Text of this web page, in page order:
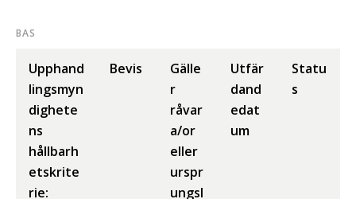
BAS
Upphand
lingsmyn
dighete
ns
hållbarh
etskrite
rie:
Bevis
Gälle
r
råvar
a/or
eller
urspr
ungsl
Utfär
dand
edat
um
Statu
s